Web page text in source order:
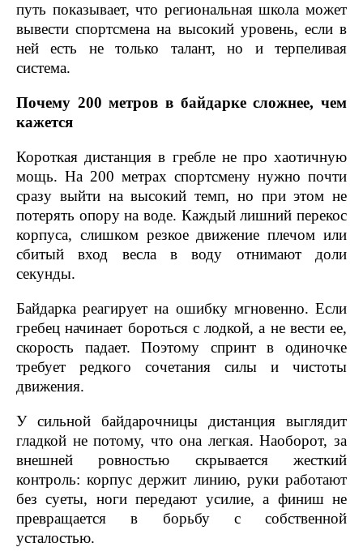
путь показывает, что региональная школа может
вывести спортсмена на высокий уровень, если в
ней есть не только талант, но и терпеливая
система.
Почему 200 метров в байдарке сложнее, чем
кажется
Короткая дистанция в гребле не про хаотичную
мощь. На 200 метрах спортсмену нужно почти
сразу выйти на высокий темп, но при этом не
потерять опору на воде. Каждый лишний перекос
корпуса, слишком резкое движение плечом или
сбитый вход весла в воду отнимают доли
секунды.
Байдарка реагирует на ошибку мгновенно. Если
гребец начинает бороться с лодкой, а не вести ее,
скорость падает. Поэтому спринт в одиночке
требует редкого сочетания силы и чистоты
движения.
У сильной байдарочницы дистанция выглядит
гладкой не потому, что она легкая. Наоборот, за
внешней ровностью скрывается жесткий
контроль: корпус держит линию, руки работают
без суеты, ноги передают усилие, а финиш не
превращается в борьбу с собственной
усталостью.